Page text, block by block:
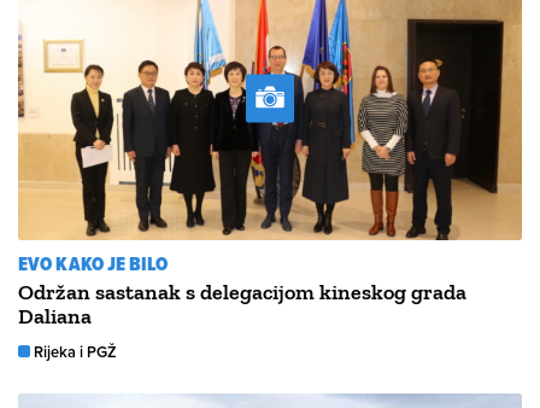
EVO KAKO JE BILO
Održan sastanak s delegacijom kineskog grada
Daliana
Rijeka i PGŽ